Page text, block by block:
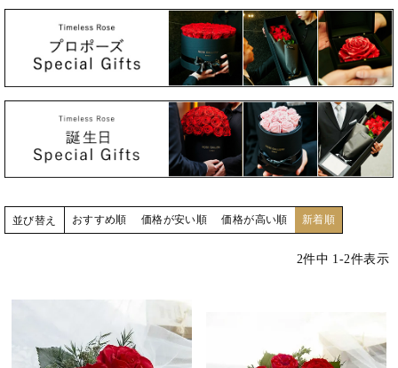
並び替え おすすめ順 価格が安い順 価格が高い順 新着順
2件中 1-2件表示